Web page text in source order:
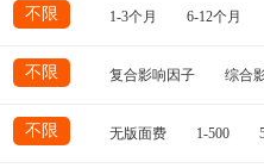
不限 1-3个月 6-12个月
不限 复合影响因子 综合
不限 无版面费 1-500